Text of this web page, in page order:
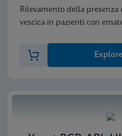
MSDS/SDS
Xpert FII FV SDS CE-IVD
ITA
Rilevamento della
vescica in pazienti con